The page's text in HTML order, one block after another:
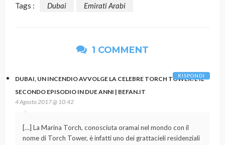
Tags : Dubai Emirati Arabi
1 COMMENT
DUBAI, UN INCENDIO AVVOLGE LA CELEBRE TORCH TOWER: È IL
SECONDO EPISODIO IN DUE ANNI | BEFAN.IT
4 Agosto 2017 @ 10:42
[…] La Marina Torch, conosciuta oramai nel mondo con il
nome di Torch Tower, è infatti uno dei grattacieli residenziali
RISPONDI